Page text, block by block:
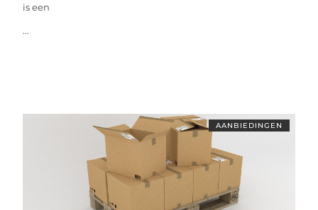
is een
...
AANBIEDINGEN